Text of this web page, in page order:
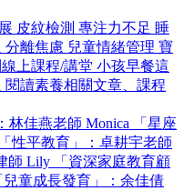
皮紋檢測 專注力不足 睡
分離焦慮 兒童情緒管理 寶
上課程/講堂 小孩早餐這
閱讀素養相關文章、課程
林佳燕老師 Monica
「星座
「性平教育」：卓耕宇老師
師 Lily
「資深家庭教育顧
兒童成長發育」：余佳倩